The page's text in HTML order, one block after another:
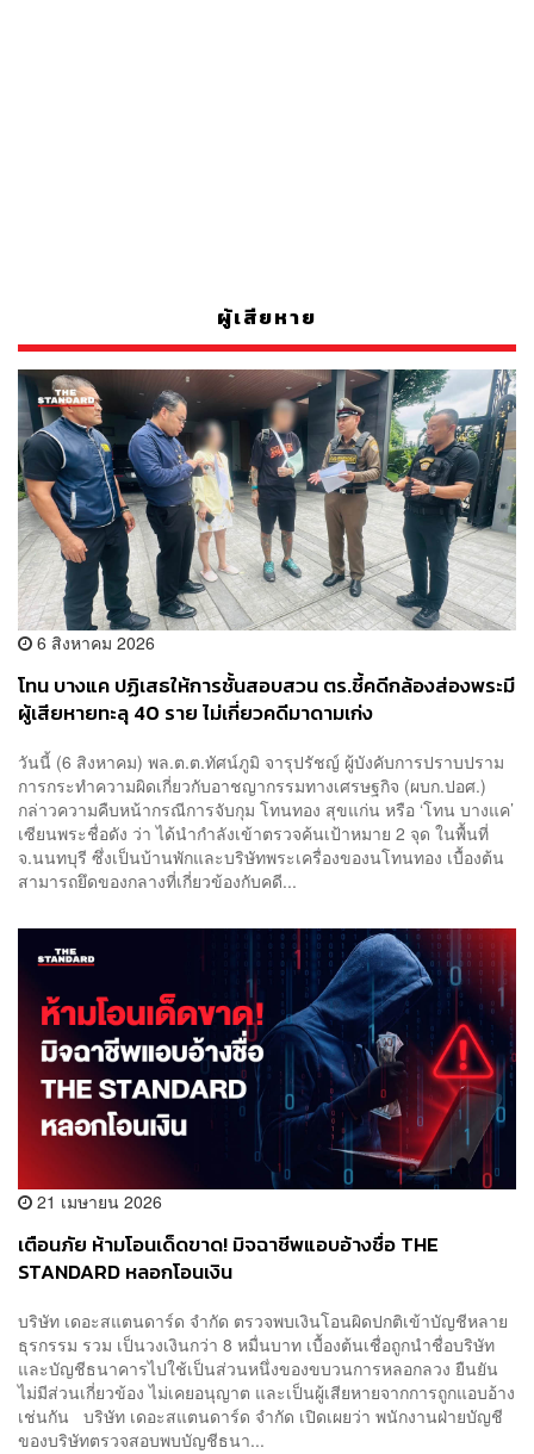
ผู้เสียหาย
6 สิงหาคม 2026
โทน บางแค ปฏิเสธให้การชั้นสอบสวน ตร.ชี้คดีกล้องส่องพระมี
ผู้เสียหายทะลุ 40 ราย ไม่เกี่ยวคดีมาดามเก่ง
วันนี้ (6 สิงหาคม) พล.ต.ต.ทัศน์ภูมิ จารุปรัชญ์ ผู้บังคับการปราบปราม
การกระทำความผิดเกี่ยวกับอาชญากรรมทางเศรษฐกิจ (ผบก.ปอศ.)
กล่าวความคืบหน้ากรณีการจับกุม โทนทอง สุขแก่น หรือ ‘โทน บางแค’
เซียนพระชื่อดัง ว่า ได้นำกำลังเข้าตรวจค้นเป้าหมาย 2 จุด ในพื้นที่
จ.นนทบุรี ซึ่งเป็นบ้านพักและบริษัทพระเครื่องของนโทนทอง เบื้องต้น
สามารถยึดของกลางที่เกี่ยวข้องกับคดี...
21 เมษายน 2026
เตือนภัย ห้ามโอนเด็ดขาด! มิจฉาชีพแอบอ้างชื่อ THE
STANDARD หลอกโอนเงิน
บริษัท เดอะสแตนดาร์ด จำกัด ตรวจพบเงินโอนผิดปกติเข้าบัญชีหลาย
ธุรกรรม รวม เป็นวงเงินกว่า 8 หมื่นบาท เบื้องต้นเชื่อถูกนำชื่อบริษัท
และบัญชีธนาคารไปใช้เป็นส่วนหนึ่งของขบวนการหลอกลวง ยืนยัน
ไม่มีส่วนเกี่ยวข้อง ไม่เคยอนุญาต และเป็นผู้เสียหายจากการถูกแอบอ้าง
เช่นกัน บริษัท เดอะสแตนดาร์ด จำกัด เปิดเผยว่า พนักงานฝ่ายบัญชี
ของบริษัทตรวจสอบพบบัญชีธนา...